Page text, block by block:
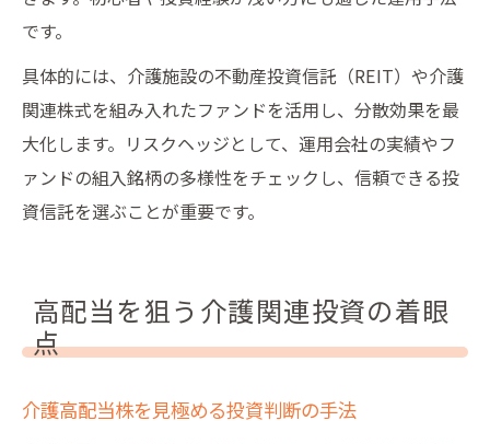
です。
具体的には、介護施設の不動産投資信託（REIT）や介護
関連株式を組み入れたファンドを活用し、分散効果を最
大化します。リスクヘッジとして、運用会社の実績やフ
ァンドの組入銘柄の多様性をチェックし、信頼できる投
資信託を選ぶことが重要です。
高配当を狙う介護関連投資の着眼
点
介護高配当株を見極める投資判断の手法